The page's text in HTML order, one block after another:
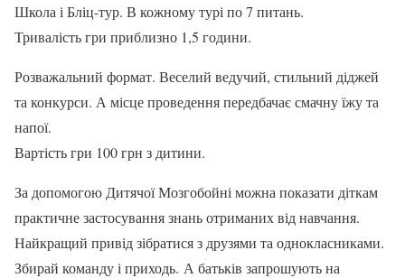
Школа і Бліц-тур. В кожному турі по 7 питань.
Тривалість гри приблизно 1,5 години.
Розважальний формат. Веселий ведучий, стильний діджей
та конкурси. А місце проведення передбачає смачну їжу та
напої.
Вартість гри 100 грн з дитини.
За допомогою Дитячої Мозгобойні можна показати діткам
практичне застосування знань отриманих від навчання.
Найкращий привід зібратися з друзями та однокласниками.
Збирай команду і приходь. А батьків запрошують на